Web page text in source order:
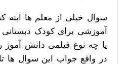
سوال خیلی از معلم ها اینه
آموزشی برای کودک
یا چه نوع فیلمی دانش آموز
در واقع جواب این سوال ها